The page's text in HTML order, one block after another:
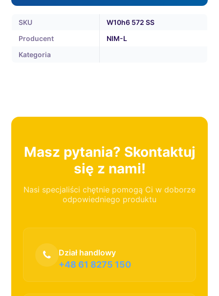
SKU
W10h6 572 SS
Producent
NIM-L
Kategoria
Masz pytania? Skontaktuj
się z nami!
Nasi specjaliści chętnie pomogą Ci w doborze
odpowiedniego produktu
Dział handlowy
+48 61 8275 150